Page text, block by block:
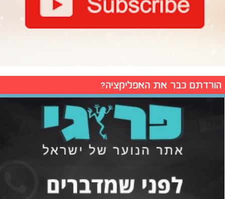
הורדתם כבר את האפליקציה?